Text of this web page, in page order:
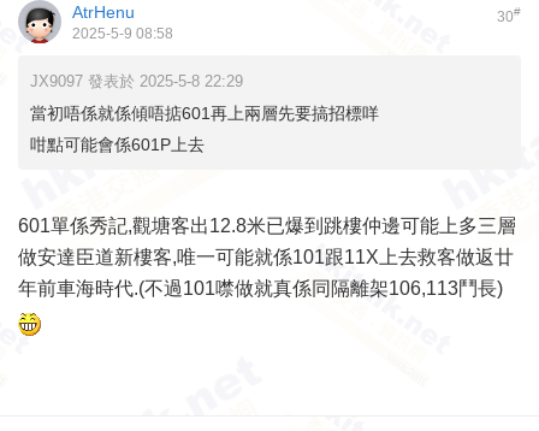
30#
AtrHenu
2025-5-9 08:58
JX9097 發表於 2025-5-8 22:29
當初唔係就係傾唔掂601再上兩層先要搞招標咩
咁點可能會係601P上去
601單係秀記,觀塘客出12.8米已爆到跳樓仲邊可能上多三層
做安達臣道新樓客,唯一可能就係101跟11X上去救客做返廿
年前車海時代.(不過101噤做就真係同隔離架106,113鬥長)